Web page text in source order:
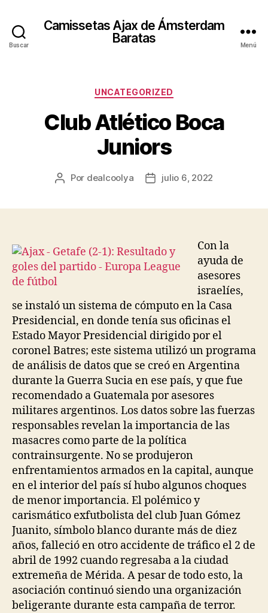
Buscar
Camissetas Ajax de Ámsterdam
Baratas
Menú
Categorías
UNCATEGORIZED
Club Atlético Boca
Juniors
Autor
Por dealcoolya
Fechajulio 6, 2022
Con la
ayuda de
asesores
israelíes,
se instaló un sistema de cómputo en la Casa
Presidencial, en donde tenía sus oficinas el
Estado Mayor Presidencial dirigido por el
coronel Batres; este sistema utilizó un programa
de análisis de datos que se creó en Argentina
durante la Guerra Sucia en ese país, y que fue
recomendado a Guatemala por asesores
militares argentinos. Los datos sobre las fuerzas
responsables revelan la importancia de las
masacres como parte de la política
contrainsurgente. No se produjeron
enfrentamientos armados en la capital, aunque
en el interior del país sí hubo algunos choques
de menor importancia. El polémico y
carismático exfutbolista del club Juan Gómez
Juanito, símbolo blanco durante más de diez
años, falleció en otro accidente de tráfico el 2 de
abril de 1992 cuando regresaba a la ciudad
extremeña de Mérida. A pesar de todo esto, la
asociación continuó siendo una organización
beligerante durante esta campaña de terror.